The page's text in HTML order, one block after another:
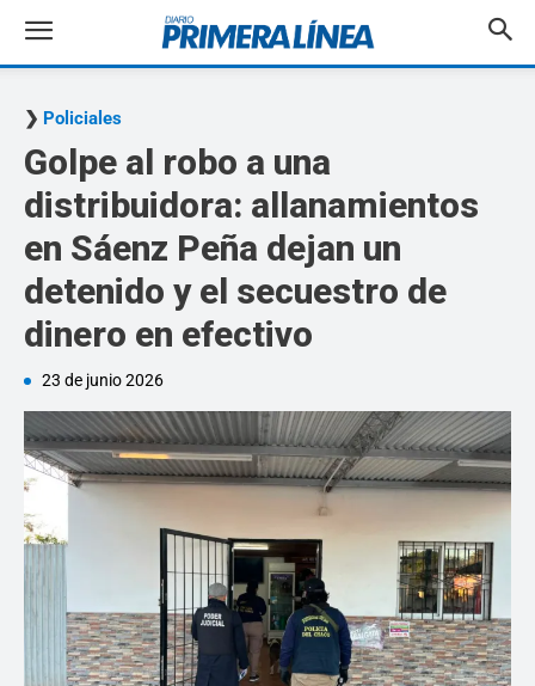
Policiales
Golpe al robo a una
distribuidora: allanamientos
en Sáenz Peña dejan un
detenido y el secuestro de
dinero en efectivo
23 de junio 2026